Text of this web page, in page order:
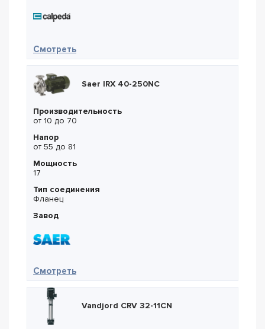
Смотреть— Calpeda N4 65-160S
Saer IRX 40-250NC
Производительность
от 10 до 70
Напор
от 55 до 81
Мощность
17
Тип соединения
Фланец
Завод
Смотреть— Saer IRX 40-250NC
Vandjord CRV 32-11CN